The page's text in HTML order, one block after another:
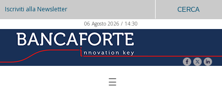
Iscriviti alla Newsletter CERCA
06 Agosto 2026 / 14:30
☰